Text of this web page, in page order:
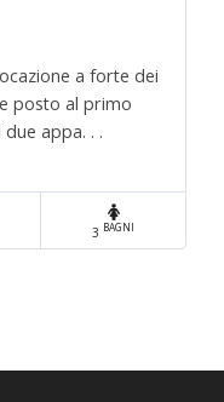
a forte dei
posto al primo
appa. . .
3 BAGNI